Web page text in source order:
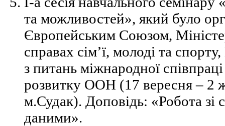
та можливостей», який було
Європейським Союзом,
справах сім’ї, молоді та
з питань міжнародної
розвитку ООН (17 вересня – 2
м.Судак). Доповідь: «Робота зі
даними».